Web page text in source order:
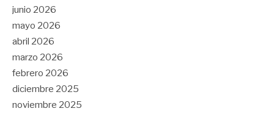
junio 2026
mayo 2026
abril 2026
marzo 2026
febrero 2026
diciembre 2025
noviembre 2025